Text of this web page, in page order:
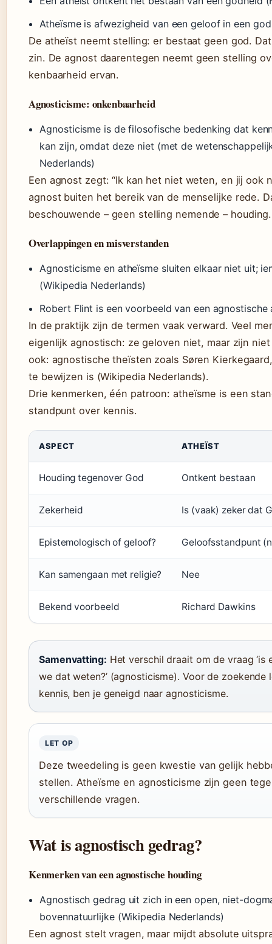
Atheïsme is afwezigheid van een geloof in een
De atheïst neemt stelling: er bestaat geen god.
zin. De agnost daarentegen neemt geen stelling
kenbaarheid ervan.
Agnosticisme: onkenbaarheid
Agnosticisme is de filosofische bedenking dat
kan zijn, omdat deze niet (met de
Nederlands)
Een agnost zegt: “Ik kan het niet weten, en jij ook
agnost buiten het bereik van de menselijke rede.
beschouwende – geen stelling nemende – houding.
Overlappingen en misverstanden
Agnosticisme en atheïsme sluiten elkaar niet uit;
(Wikipedia Nederlands)
Robert Flint is een voorbeeld van een
In de praktijk zijn de termen vaak verward. Veel
eigenlijk agnostisch: ze geloven niet, maar zijn
ook: agnostische theïsten zoals Søren
te bewijzen is (Wikipedia Nederlands).
Drie kenmerken, één patroon: atheïsme is een
standpunt over kennis.
ASPECT ATHEÏST
Houding tegenover God Ontkent bestaan
Zekerheid Is (vaak) zeker dat
Epistemologisch of geloof? Geloofsstandpunt
Kan samengaan met religie? Nee
Bekend voorbeeld Richard Dawkins
Samenvatting: Het verschil draait om de vraag ‘is
we dat weten?’ (agnosticisme). Voor de
kennis, ben je geneigd naar agnosticisme.
LET OP
Deze tweedeling is geen kwestie van gelijk
stellen. Atheïsme en agnosticisme zijn geen
verschillende vragen.
Wat is agnostisch gedrag?
Kenmerken van een agnostische houding
Agnostisch gedrag uit zich in een open, niet-
bovennatuurlijke (Wikipedia Nederlands)
Een agnost stelt vragen, maar mijdt absolute